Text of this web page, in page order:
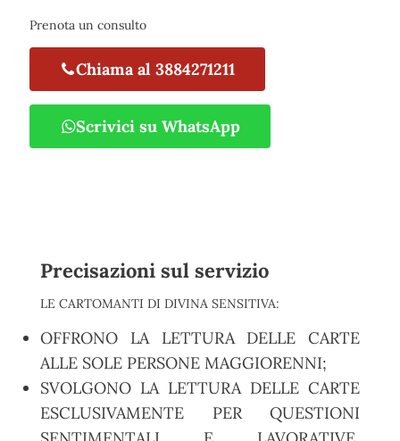
Prenota un consulto
Chiama al 3884271211
Scrivici su WhatsApp
Precisazioni sul servizio
LE CARTOMANTI DI DIVINA SENSITIVA:
OFFRONO LA LETTURA DELLE CARTE
ALLE SOLE PERSONE MAGGIORENNI;
SVOLGONO LA LETTURA DELLE CARTE
ESCLUSIVAMENTE PER QUESTIONI